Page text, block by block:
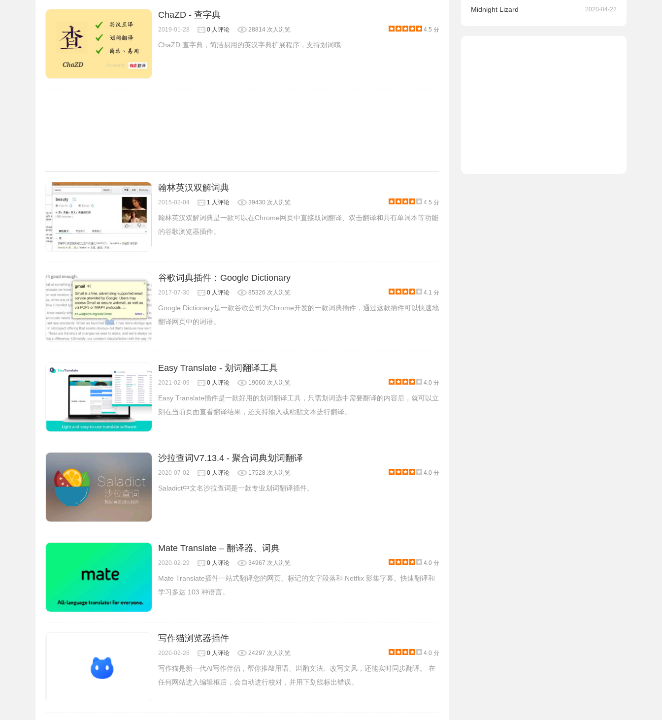
4、注意：若要使用录频功能，必须先点击【开始翻译】后，才能点击【开始录制】，否则会导致翻译开启失败或
者不识别翻译
ChaZD - 查字典
2019-01-28 0 人评论 28814 次人浏览 4.5 分
ChaZD 查字典，简洁易用的英汉字典扩展程序，支持划词哦:
翰林英汉双解词典
2015-02-04 1 人评论 39430 次人浏览 4.5 分
翰林英汉双解词典是一款可以在Chrome网页中直接取词翻译、双击翻译和具有单词本等功能
的谷歌浏览器插件。
谷歌词典插件：Google Dictionary
2017-07-30 0 人评论 85326 次人浏览 4.1 分
Google Dictionary是一款谷歌公司为Chrome开发的一款词典插件，通过这款插件可以快速地
翻译网页中的词语。
Easy Translate - 划词翻译工具
2021-02-09 0 人评论 19060 次人浏览 4.0 分
Easy Translate插件是一款好用的划词翻译工具，只需划词选中需要翻译的内容后，就可以立
刻在当前页面查看翻译结果，还支持输入或粘贴文本进行翻译。
沙拉查词V7.13.4 - 聚合词典划词翻译
2020-07-02 0 人评论 17528 次人浏览 4.0 分
Saladict中文名沙拉查词是一款专业划词翻译插件。
Mate Translate – 翻译器、词典
2020-02-29 0 人评论 34967 次人浏览 4.0 分
Mate Translate插件一站式翻译您的网页、标记的文字段落和 Netflix 影集字幕。快速翻译和
学习多达 103 种语言。
写作猫浏览器插件
2020-02-28 0 人评论 24297 次人浏览 4.0 分
写作猫是新一代AI写作伴侣，帮你推敲用语、斟酌文法、改写文风，还能实时同步翻译。 在
任何网站进入编辑框后，会自动进行校对，并用下划线标出错误。
Midnight Lizard 2020-04-22